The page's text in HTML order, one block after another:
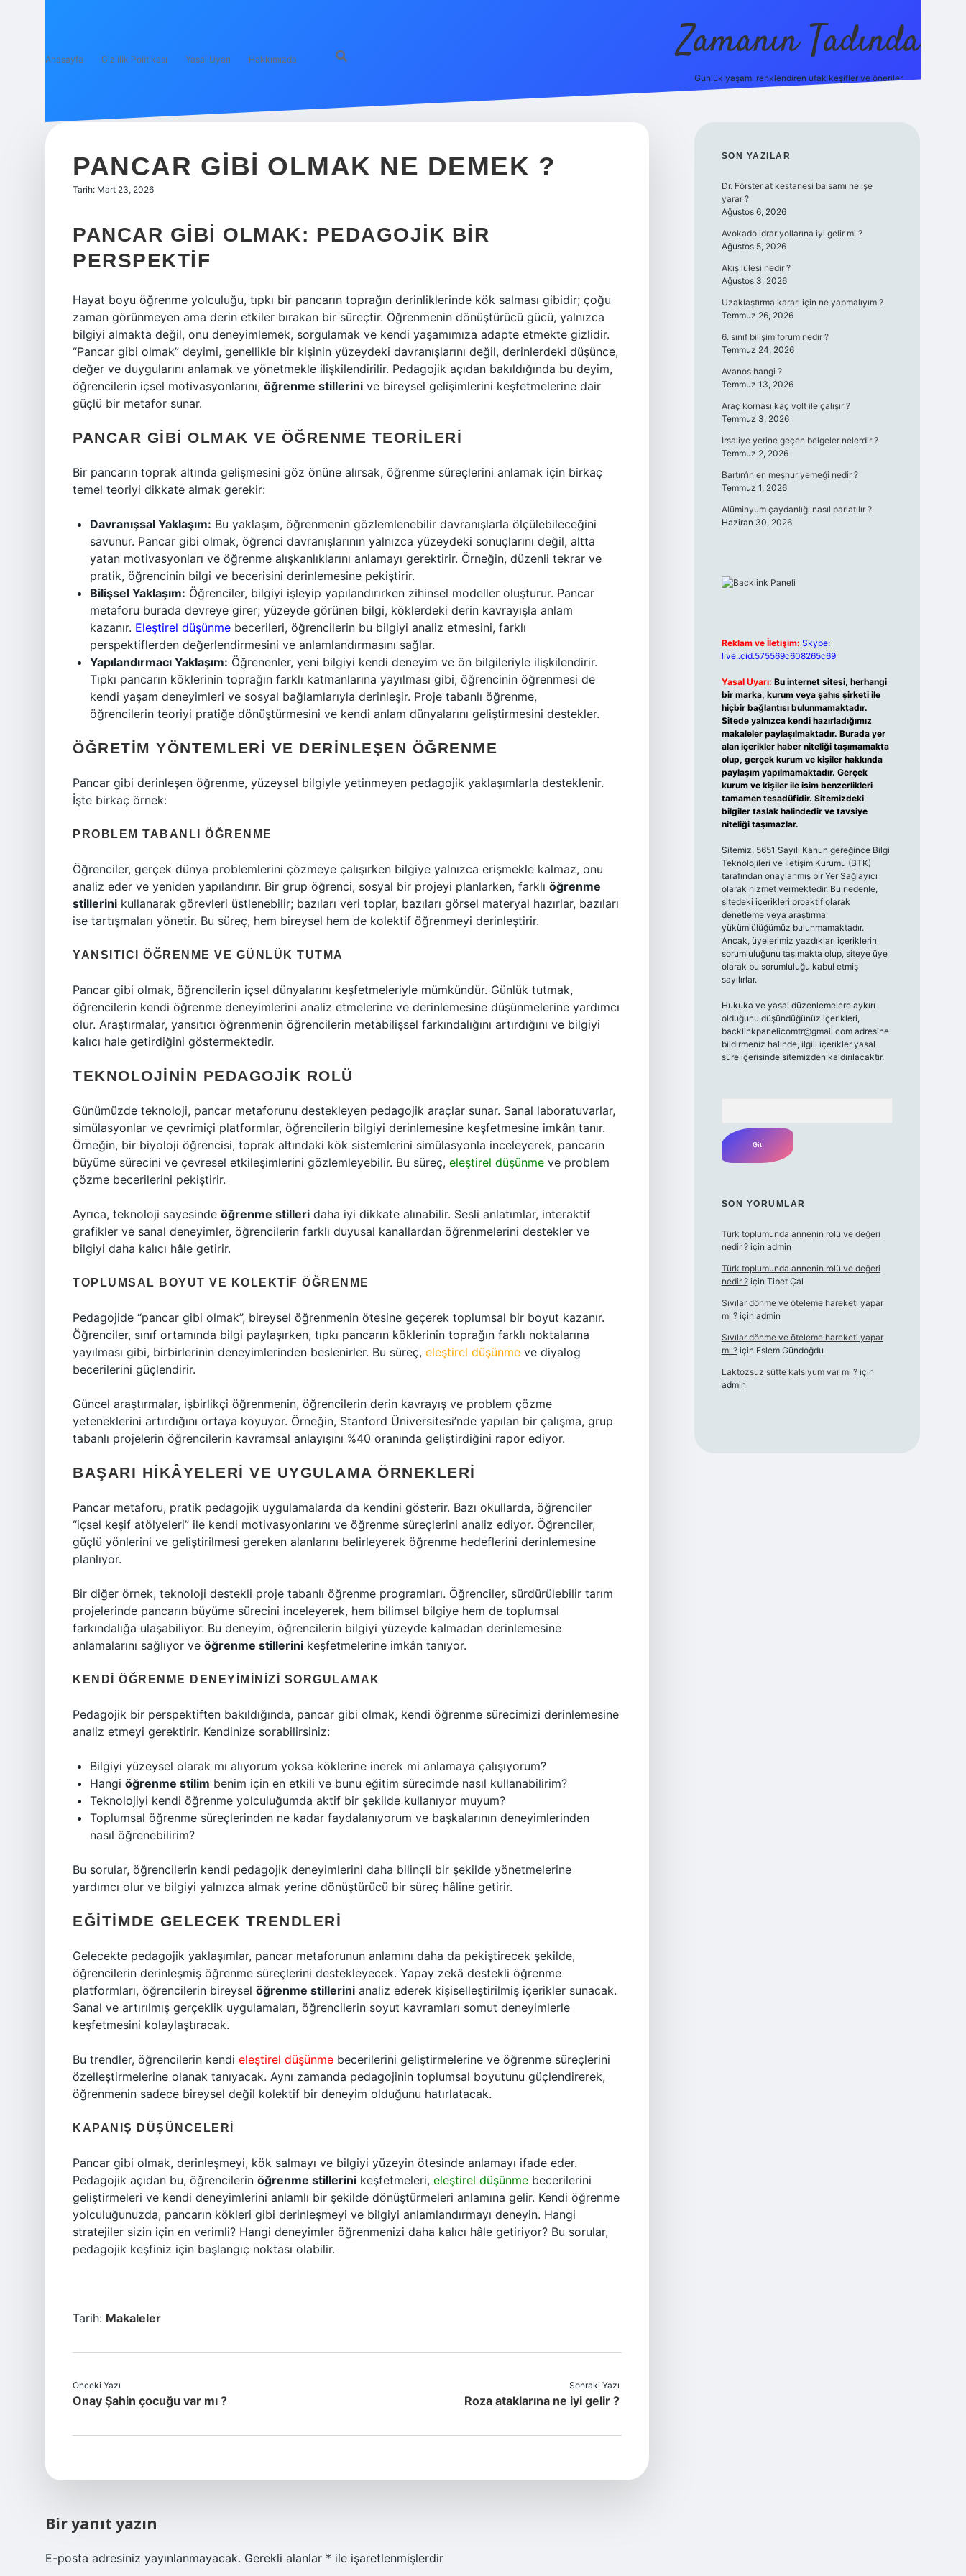
Anasayfa Gizlilik Politikası Yasal Uyarı Hakkımızda Zamanın Tadında
Günlük yaşamı renklendiren ufak keşifler ve öneriler.
PANCAR GIBI OLMAK NE DEMEK ?
Tarih: Mart 23, 2026
PANCAR GIBI OLMAK: PEDAGOJIK BIR
PERSPEKTIF
Hayat boyu öğrenme yolculuğu, tıpkı bir pancarın toprağın derinliklerinde kök salması gibidir; çoğu
zaman görünmeyen ama derin etkiler bırakan bir süreçtir. Öğrenmenin dönüştürücü gücü, yalnızca
bilgiyi almakta değil, onu deneyimlemek, sorgulamak ve kendi yaşamımıza adapte etmekte gizlidir.
“Pancar gibi olmak” deyimi, genellikle bir kişinin yüzeydeki davranışlarını değil, derinlerdeki düşünce,
değer ve duygularını anlamak ve yönetmekle ilişkilendirilir. Pedagojik açıdan bakıldığında bu deyim,
öğrencilerin içsel motivasyonlarını, öğrenme stillerini ve bireysel gelişimlerini keşfetmelerine dair
güçlü bir metafor sunar.
PANCAR GIBI OLMAK VE ÖĞRENME TEORILERI
Bir pancarın toprak altında gelişmesini göz önüne alırsak, öğrenme süreçlerini anlamak için birkaç
temel teoriyi dikkate almak gerekir:
Davranışsal Yaklaşım: Bu yaklaşım, öğrenmenin gözlemlenebilir davranışlarla ölçülebileceğini
savunur. Pancar gibi olmak, öğrenci davranışlarının yalnızca yüzeydeki sonuçlarını değil, altta
yatan motivasyonları ve öğrenme alışkanlıklarını anlamayı gerektirir. Örneğin, düzenli tekrar ve
pratik, öğrencinin bilgi ve becerisini derinlemesine pekiştirir.
Bilişsel Yaklaşım: Öğrenciler, bilgiyi işleyip yapılandırırken zihinsel modeller oluşturur. Pancar
metaforu burada devreye girer; yüzeyde görünen bilgi, köklerdeki derin kavrayışla anlam
kazanır. Eleştirel düşünme becerileri, öğrencilerin bu bilgiyi analiz etmesini, farklı
perspektiflerden değerlendirmesini ve anlamlandırmasını sağlar.
Yapılandırmacı Yaklaşım: Öğrenenler, yeni bilgiyi kendi deneyim ve ön bilgileriyle ilişkilendirir.
Tıpkı pancarın köklerinin toprağın farklı katmanlarına yayılması gibi, öğrencinin öğrenmesi de
kendi yaşam deneyimleri ve sosyal bağlamlarıyla derinleşir. Proje tabanlı öğrenme,
öğrencilerin teoriyi pratiğe dönüştürmesini ve kendi anlam dünyalarını geliştirmesini destekler.
ÖĞRETIM YÖNTEMLERI VE DERINLEŞEN ÖĞRENME
Pancar gibi derinleşen öğrenme, yüzeysel bilgiyle yetinmeyen pedagojik yaklaşımlarla desteklenir.
İşte birkaç örnek:
PROBLEM TABANLI ÖĞRENME
Öğrenciler, gerçek dünya problemlerini çözmeye çalışırken bilgiye yalnızca erişmekle kalmaz, onu
analiz eder ve yeniden yapılandırır. Bir grup öğrenci, sosyal bir projeyi planlarken, farklı öğrenme
stillerini kullanarak görevleri üstlenebilir; bazıları veri toplar, bazıları görsel materyal hazırlar, bazıları
ise tartışmaları yönetir. Bu süreç, hem bireysel hem de kolektif öğrenmeyi derinleştirir.
YANSITICI ÖĞRENME VE GÜNLÜK TUTMA
Pancar gibi olmak, öğrencilerin içsel dünyalarını keşfetmeleriyle mümkündür. Günlük tutmak,
öğrencilerin kendi öğrenme deneyimlerini analiz etmelerine ve derinlemesine düşünmelerine yardımcı
olur. Araştırmalar, yansıtıcı öğrenmenin öğrencilerin metabilişsel farkındalığını artırdığını ve bilgiyi
kalıcı hale getirdiğini göstermektedir.
TEKNOLOJININ PEDAGOJIK ROLÜ
Günümüzde teknoloji, pancar metaforunu destekleyen pedagojik araçlar sunar. Sanal laboratuvarlar,
simülasyonlar ve çevrimiçi platformlar, öğrencilerin bilgiyi derinlemesine keşfetmesine imkân tanır.
Örneğin, bir biyoloji öğrencisi, toprak altındaki kök sistemlerini simülasyonla inceleyerek, pancarın
büyüme sürecini ve çevresel etkileşimlerini gözlemleyebilir. Bu süreç, eleştirel düşünme ve problem
çözme becerilerini pekiştirir.
Ayrıca, teknoloji sayesinde öğrenme stilleri daha iyi dikkate alınabilir. Sesli anlatımlar, interaktif
grafikler ve sanal deneyimler, öğrencilerin farklı duyusal kanallardan öğrenmelerini destekler ve
bilgiyi daha kalıcı hâle getirir.
TOPLUMSAL BOYUT VE KOLEKTIF ÖĞRENME
Pedagojide “pancar gibi olmak”, bireysel öğrenmenin ötesine geçerek toplumsal bir boyut kazanır.
Öğrenciler, sınıf ortamında bilgi paylaşırken, tıpkı pancarın köklerinin toprağın farklı noktalarına
yayılması gibi, birbirlerinin deneyimlerinden beslenirler. Bu süreç, eleştirel düşünme ve diyalog
becerilerini güçlendirir.
Güncel araştırmalar, işbirlikçi öğrenmenin, öğrencilerin derin kavrayış ve problem çözme
yeteneklerini artırdığını ortaya koyuyor. Örneğin, Stanford Üniversitesi’nde yapılan bir çalışma, grup
tabanlı projelerin öğrencilerin kavramsal anlayışını %40 oranında geliştirdiğini rapor ediyor.
BAŞARI HIKÂYELERI VE UYGULAMA ÖRNEKLERI
Pancar metaforu, pratik pedagojik uygulamalarda da kendini gösterir. Bazı okullarda, öğrenciler
“içsel keşif atölyeleri” ile kendi motivasyonlarını ve öğrenme süreçlerini analiz ediyor. Öğrenciler,
güçlü yönlerini ve geliştirilmesi gereken alanlarını belirleyerek öğrenme hedeflerini derinlemesine
planlıyor.
Bir diğer örnek, teknoloji destekli proje tabanlı öğrenme programları. Öğrenciler, sürdürülebilir tarım
projelerinde pancarın büyüme sürecini inceleyerek, hem bilimsel bilgiye hem de toplumsal
farkındalığa ulaşabiliyor. Bu deneyim, öğrencilerin bilgiyi yüzeyde kalmadan derinlemesine
anlamalarını sağlıyor ve öğrenme stillerini keşfetmelerine imkân tanıyor.
KENDI ÖĞRENME DENEYIMINIZI SORGULAMAK
Pedagojik bir perspektiften bakıldığında, pancar gibi olmak, kendi öğrenme sürecimizi derinlemesine
analiz etmeyi gerektirir. Kendinize sorabilirsiniz:
Bilgiyi yüzeysel olarak mı alıyorum yoksa köklerine inerek mi anlamaya çalışıyorum?
Hangi öğrenme stilim benim için en etkili ve bunu eğitim sürecimde nasıl kullanabilirim?
Teknolojiyi kendi öğrenme yolculuğumda aktif bir şekilde kullanıyor muyum?
Toplumsal öğrenme süreçlerinden ne kadar faydalanıyorum ve başkalarının deneyimlerinden
nasıl öğrenebilirim?
Bu sorular, öğrencilerin kendi pedagojik deneyimlerini daha bilinçli bir şekilde yönetmelerine
yardımcı olur ve bilgiyi yalnızca almak yerine dönüştürücü bir süreç hâline getirir.
EĞITIMDE GELECEK TRENDLERI
Gelecekte pedagojik yaklaşımlar, pancar metaforunun anlamını daha da pekiştirecek şekilde,
öğrencilerin derinleşmiş öğrenme süreçlerini destekleyecek. Yapay zekâ destekli öğrenme
platformları, öğrencilerin bireysel öğrenme stillerini analiz ederek kişiselleştirilmiş içerikler sunacak.
Sanal ve artırılmış gerçeklik uygulamaları, öğrencilerin soyut kavramları somut deneyimlerle
keşfetmesini kolaylaştıracak.
Bu trendler, öğrencilerin kendi eleştirel düşünme becerilerini geliştirmelerine ve öğrenme süreçlerini
özelleştirmelerine olanak tanıyacak. Aynı zamanda pedagojinin toplumsal boyutunu güçlendirerek,
öğrenmenin sadece bireysel değil kolektif bir deneyim olduğunu hatırlatacak.
KAPANIŞ DÜŞÜNCELERI
Pancar gibi olmak, derinleşmeyi, kök salmayı ve bilgiyi yüzeyin ötesinde anlamayı ifade eder.
Pedagojik açıdan bu, öğrencilerin öğrenme stillerini keşfetmeleri, eleştirel düşünme becerilerini
geliştirmeleri ve kendi deneyimlerini anlamlı bir şekilde dönüştürmeleri anlamına gelir. Kendi öğrenme
yolculuğunuzda, pancarın kökleri gibi derinleşmeyi ve bilgiyi anlamlandırmayı deneyin. Hangi
stratejiler sizin için en verimli? Hangi deneyimler öğrenmenizi daha kalıcı hâle getiriyor? Bu sorular,
pedagojik keşfiniz için başlangıç noktası olabilir.
Tarih: Makaleler
Önceki Yazı
Onay Şahin çocuğu var mı ?
Sonraki Yazı
Roza ataklarına ne iyi gelir ?
Bir yanıt yazın
E-posta adresiniz yayınlanmayacak. Gerekli alanlar * ile işaretlenmişlerdir
SIDEBAR
SON YAZILAR
Dr. Förster at kestanesi balsamı ne işe
yarar ?
Ağustos 6, 2026
Avokado idrar yollarına iyi gelir mi ?
Ağustos 5, 2026
Akış lülesi nedir ?
Ağustos 3, 2026
Uzaklaştırma kararı için ne yapmalıyım ?
Temmuz 26, 2026
6. sınıf bilişim forum nedir ?
Temmuz 24, 2026
Avanos hangi ?
Temmuz 13, 2026
Araç kornası kaç volt ile çalışır ?
Temmuz 3, 2026
İrsaliye yerine geçen belgeler nelerdir ?
Temmuz 2, 2026
Bartın’ın en meşhur yemeği nedir ?
Temmuz 1, 2026
Alüminyum çaydanlığı nasıl parlatılır ?
Haziran 30, 2026
Reklam ve İletişim: Skype:
live:.cid.575569c608265c69
Yasal Uyarı: Bu internet sitesi, herhangi
bir marka, kurum veya şahıs şirketi ile
hiçbir bağlantısı bulunmamaktadır.
Sitede yalnızca kendi hazırladığımız
makaleler paylaşılmaktadır. Burada yer
alan içerikler haber niteliği taşımamakta
olup, gerçek kurum ve kişiler hakkında
paylaşım yapılmamaktadır. Gerçek
kurum ve kişiler ile isim benzerlikleri
tamamen tesadüfidir. Sitemizdeki
bilgiler taslak halindedir ve tavsiye
niteliği taşımazlar.
Sitemiz, 5651 Sayılı Kanun gereğince Bilgi
Teknolojileri ve İletişim Kurumu (BTK)
tarafından onaylanmış bir Yer Sağlayıcı
olarak hizmet vermektedir. Bu nedenle,
sitedeki içerikleri proaktif olarak
denetleme veya araştırma
yükümlülüğümüz bulunmamaktadır.
Ancak, üyelerimiz yazdıkları içeriklerin
sorumluluğunu taşımakta olup, siteye üye
olarak bu sorumluluğu kabul etmiş
sayılırlar.
Hukuka ve yasal düzenlemelere aykırı
olduğunu düşündüğünüz içerikleri,
backlinkpanelicomtr@gmail.comadresine
bildirmeniz halinde, ilgili içerikler yasal
süre içerisinde sitemizden kaldırılacaktır.
SON YORUMLAR
Türk toplumunda annenin rolü ve değeri
nedir ?için admin
Türk toplumunda annenin rolü ve değeri
nedir ?için Tibet Çal
Sıvılar dönme ve öteleme hareketi yapar
mı ?için admin
Sıvılar dönme ve öteleme hareketi yapar
mı ?için Eslem Gündoğdu
Laktozsuz sütte kalsiyum var mı ?için
admin